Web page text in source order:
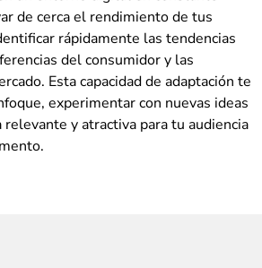
de cerca el rendimiento de tus
rápidamente las tendencias
del consumidor y las
Esta capacidad de adaptación te
experimentar con nuevas ideas
y atractiva para tu audiencia